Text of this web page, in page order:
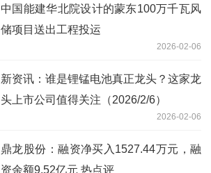
中国能建华北院设计的蒙东100万千瓦风
储项目送出工程投运
2026-02-06
新资讯：谁是锂锰电池真正龙头？这家龙
头上市公司值得关注（2026/2/6）
2026-02-06
鼎龙股份：融资净买入1527.44万元，融
资余额9.52亿元 热点评